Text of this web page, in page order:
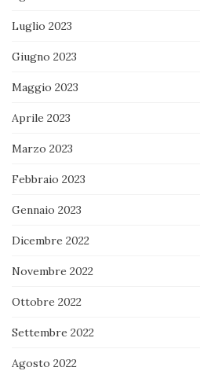
Luglio 2023
Giugno 2023
Maggio 2023
Aprile 2023
Marzo 2023
Febbraio 2023
Gennaio 2023
Dicembre 2022
Novembre 2022
Ottobre 2022
Settembre 2022
Agosto 2022